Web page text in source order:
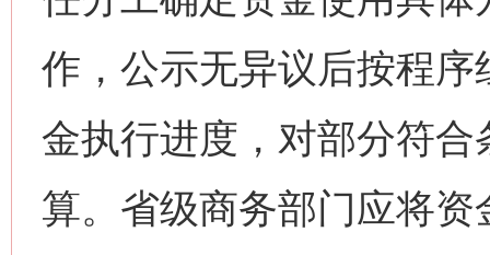
作，公示无异议后按程
金执行进度，对部分符
算。省级商务部门应将